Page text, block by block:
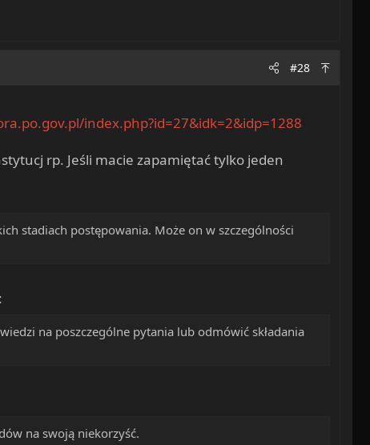
#28
index.php?id=27&idk=2&idp=1288
rp. Jeśli macie zapamiętać tylko jeden
stadiach postępowania. Może on w szczególności
na poszczególne pytania lub odmówić składania
na swoją niekorzyść.